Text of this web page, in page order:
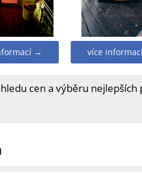
→ více
cen a výběru nejlepších